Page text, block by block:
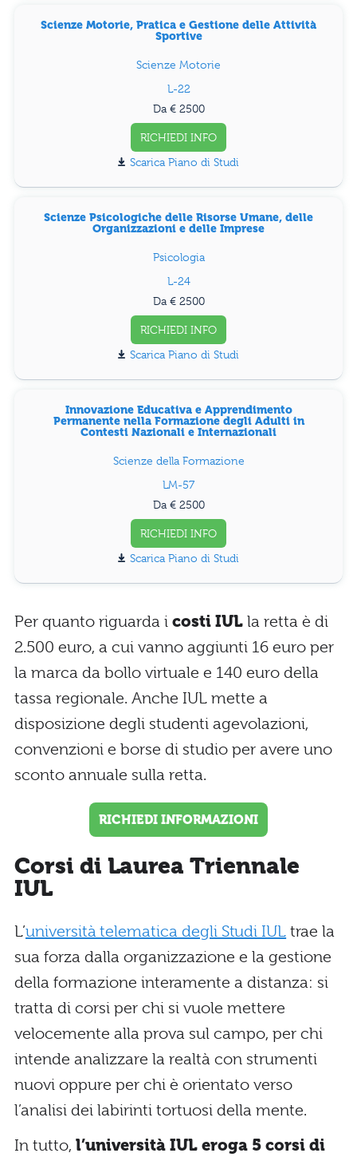
Scienze Motorie, Pratica e Gestione delle Attività
Sportive
Scienze Motorie
L-22
Da € 2500
RICHIEDI INFO
Piano di Studi
Scienze Psicologiche delle Risorse Umane, delle
Organizzazioni e delle Imprese
Psicologia
L-24
Da € 2500
RICHIEDI INFO
Piano di Studi
Innovazione Educativa e Apprendimento
Permanente nella Formazione degli Adulti in
Contesti Nazionali e Internazionali
Scienze della Formazione
LM-57
Da € 2500
RICHIEDI INFO
Piano di Studi
Per quanto riguarda i costi IUL la retta è di
2.500 euro, a cui vanno aggiunti 16 euro per
la marca da bollo virtuale e 140 euro della
tassa regionale. Anche IUL mette a
disposizione degli studenti agevolazioni,
convenzioni e borse di studio per avere uno
sconto annuale sulla retta.
RICHIEDI INFORMAZIONI
Corsi di Laurea Triennale
IUL
L’università telematica degli Studi IUL trae la
sua forza dalla organizzazione e la gestione
della formazione interamente a distanza: si
tratta di corsi per chi si vuole mettere
velocemente alla prova sul campo, per chi
intende analizzare la realtà con strumenti
nuovi oppure per chi è orientato verso
l’analisi dei labirinti tortuosi della mente.
In tutto, l’università IUL eroga 5 corsi di